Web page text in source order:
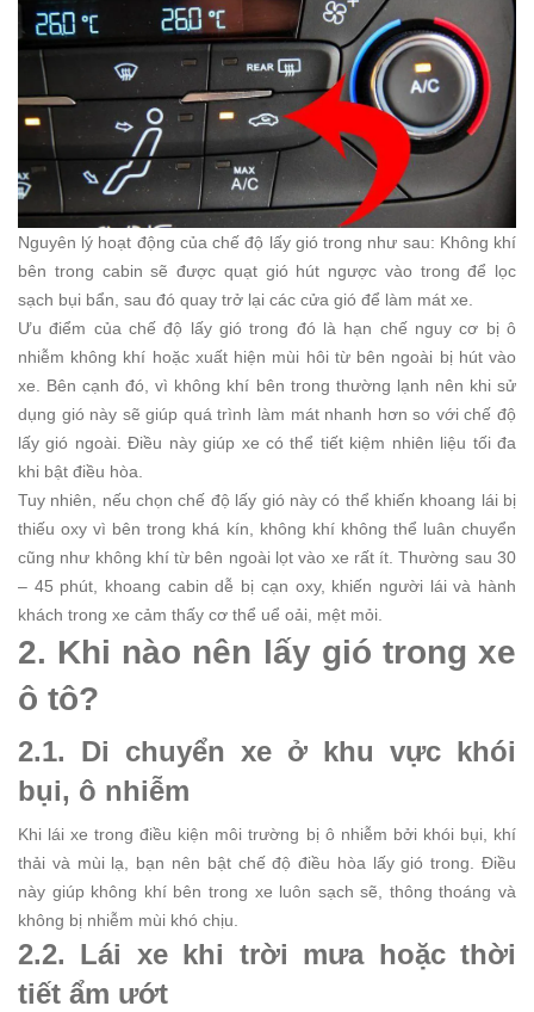
Nguyên lý hoạt động của chế độ lấy gió trong như sau: Không khí
bên trong cabin sẽ được quạt gió hút ngược vào trong để lọc
sạch bụi bẩn, sau đó quay trở lại các cửa gió để làm mát xe.
Ưu điểm của chế độ lấy gió trong đó là hạn chế nguy cơ bị ô
nhiễm không khí hoặc xuất hiện mùi hôi từ bên ngoài bị hút vào
xe. Bên cạnh đó, vì không khí bên trong thường lạnh nên khi sử
dụng gió này sẽ giúp quá trình làm mát nhanh hơn so với chế độ
lấy gió ngoài. Điều này giúp xe có thể tiết kiệm nhiên liệu tối đa
khi bật điều hòa.
Tuy nhiên, nếu chọn chế độ lấy gió này có thể khiến khoang lái bị
thiếu oxy vì bên trong khá kín, không khí không thể luân chuyển
cũng như không khí từ bên ngoài lọt vào xe rất ít. Thường sau 30
– 45 phút, khoang cabin dễ bị cạn oxy, khiến người lái và hành
khách trong xe cảm thấy cơ thể uể oải, mệt mỏi.
2. Khi nào nên lấy gió trong xe
ô tô?
2.1. Di chuyển xe ở khu vực khói
bụi, ô nhiễm
Khi lái xe trong điều kiện môi trường bị ô nhiễm bởi khói bụi, khí
thải và mùi lạ, bạn nên bật chế độ điều hòa lấy gió trong. Điều
này giúp không khí bên trong xe luôn sạch sẽ, thông thoáng và
không bị nhiễm mùi khó chịu.
2.2. Lái xe khi trời mưa hoặc thời
tiết ẩm ướt